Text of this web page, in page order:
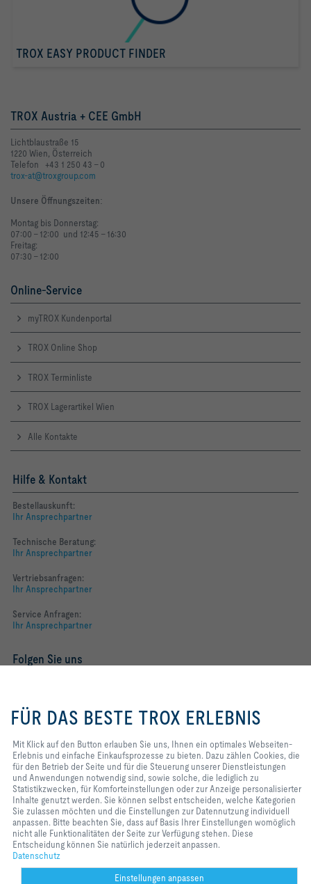
TROX EASY PRODUCT FINDER
TROX Austria + CEE GmbH
Lichtblaustraße 15
1220 Wien, Österreich
Telefon +43 1 250 43 - 0
trox-at@troxgroup.com
Unsere Öffnungszeiten:
Montag bis Donnerstag:
07:00 - 12:00 und 12:45 - 16:30
Freitag:
07:30 - 12:00
Online-Service
myTROX Kundenportal
TROX Online Shop
TROX Terminliste
TROX Lagerartikel Wien
Alle Kontakte
Hilfe & Kontakt
Bestellauskunft:
Ihr Ansprechpartner
Technische Beratung:
Ihr Ansprechpartner
Vertriebsanfragen:
Ihr Ansprechpartner
Service Anfragen:
Ihr Ansprechpartner
Folgen Sie uns
FACEBOOK
LINKEDIN
INSTAGRAM
Home Kontakt Impressum AGB Datenschutz Disclaimer
2026 © TROX Austria + CEE GmbH
Sie uns, Ihnen ein optimales
Webseiten-Erlebnis und einfache
zählen Cookies, die für den Betrieb
der Seite und für die Steuerung
unserer Dienstleistungen und
Anwendungen notwendig sind,
sowie solche, die lediglich zu
Statistikzwecken, für
Komforteinstellungen oder zur
Anzeige personalisierter Inhalte
genutzt werden. Sie können selbst
entscheiden, welche Kategorien
Einstellungen zur Datennutzung
individuell anpassen. Bitte
FÜR DAS BESTE TROX ERLEBNIS
Mit Klick auf den Button erlauben Sie uns, Ihnen ein optimales Webseiten-
Erlebnis und einfache Einkaufsprozesse zu bieten. Dazu zählen Cookies, die
für den Betrieb der Seite und für die Steuerung unserer Dienstleistungen
und Anwendungen notwendig sind, sowie solche, die lediglich zu
Statistikzwecken, für Komforteinstellungen oder zur Anzeige personalisierter
Inhalte genutzt werden. Sie können selbst entscheiden, welche Kategorien
Sie zulassen möchten und die Einstellungen zur Datennutzung individuell
anpassen. Bitte beachten Sie, dass auf Basis Ihrer Einstellungen womöglich
nicht alle Funktionalitäten der Seite zur Verfügung stehen. Diese
Entscheidung können Sie natürlich jederzeit anpassen.
Datenschutz
Einstellungen anpassen